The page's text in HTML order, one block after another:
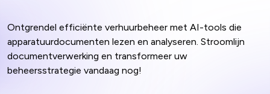
Ontgrendel efficiënte verhuurbeheer met AI-tools die
apparatuurdocumenten lezen en analyseren. Stroomlijn
documentverwerking en transformeer uw
beheersstrategie vandaag nog!